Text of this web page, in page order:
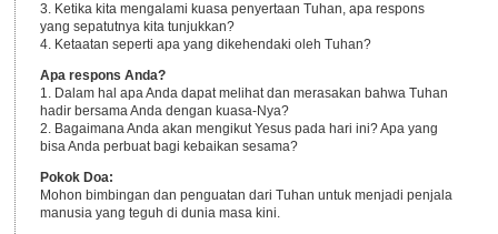
3. Ketika kita mengalami kuasa penyertaan Tuhan, apa respons
yang sepatutnya kita tunjukkan?
4. Ketaatan seperti apa yang dikehendaki oleh Tuhan?
Apa respons Anda?
1. Dalam hal apa Anda dapat melihat dan merasakan bahwa Tuhan
hadir bersama Anda dengan kuasa-Nya?
2. Bagaimana Anda akan mengikut Yesus pada hari ini? Apa yang
bisa Anda perbuat bagi kebaikan sesama?
Pokok Doa:
Mohon bimbingan dan penguatan dari Tuhan untuk menjadi penjala
manusia yang teguh di dunia masa kini.